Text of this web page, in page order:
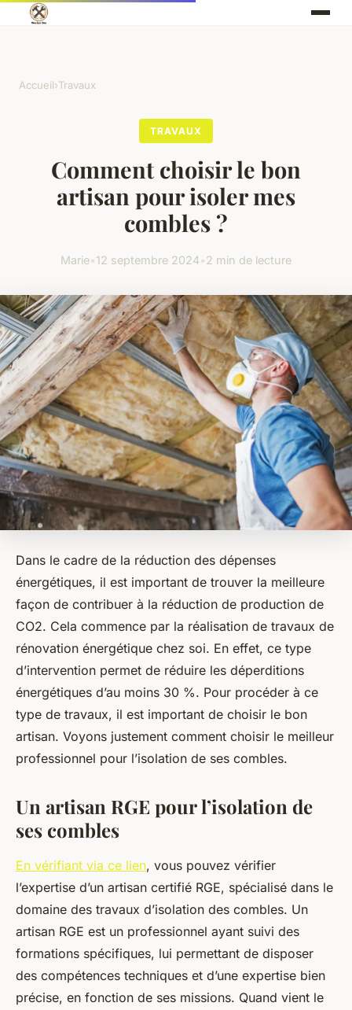
Accueil›Travaux
TRAVAUX
Comment choisir le bon
artisan pour isoler mes
combles ?
Marie•12 septembre 2024•2 min de lecture
Dans le cadre de la réduction des dépenses
énergétiques, il est important de trouver la meilleure
façon de contribuer à la réduction de production de
CO2. Cela commence par la réalisation de travaux de
rénovation énergétique chez soi. En effet, ce type
d’intervention permet de réduire les déperditions
énergétiques d’au moins 30 %. Pour procéder à ce
type de travaux, il est important de choisir le bon
artisan. Voyons justement comment choisir le meilleur
professionnel pour l’isolation de ses combles.
Un artisan RGE pour l’isolation de
ses combles
En vérifiant via ce lien, vous pouvez vérifier
l’expertise d’un artisan certifié RGE, spécialisé dans le
domaine des travaux d’isolation des combles. Un
artisan RGE est un professionnel ayant suivi des
formations spécifiques, lui permettant de disposer
des compétences techniques et d’une expertise bien
précise, en fonction de ses missions. Quand vient le